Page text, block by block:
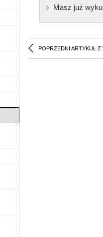
Masz już
POPRZEDNI ARTYKUŁ Z